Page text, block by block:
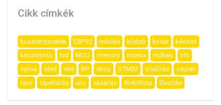
Cikk címkék
buszrendszerek ESP32 indulás kijelző kosár
készlet
készletinfo
lcd MCU memory munka műhely
nfc
nyitva
oled relé RP shop STM32 szállítás
szünet
tavir
tápellátás uno vásárlás WebShop Élesítés